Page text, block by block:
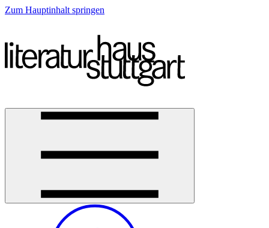
Zum Hauptinhalt springen